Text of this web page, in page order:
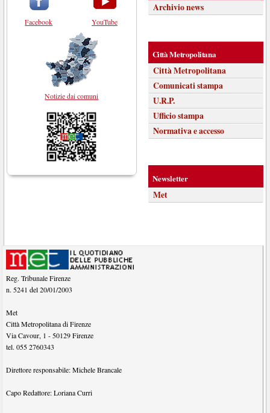
Facebook YouTube
Notizie dai comuni
Archivio news
Città Metropolitana
Città Metropolitana
Comunicati stampa
U.R.P.
Ufficio stampa
Normativa e accesso
Newsletter
Met
Reg. Tribunale Firenze
n. 5241 del 20/01/2003
Met
Città Metropolitana di Firenze
Via Cavour, 1 -50129 Firenze
tel.055 2760343
Direttore responsabile:Michele Brancale
Capo Redattore:Loriana Curri